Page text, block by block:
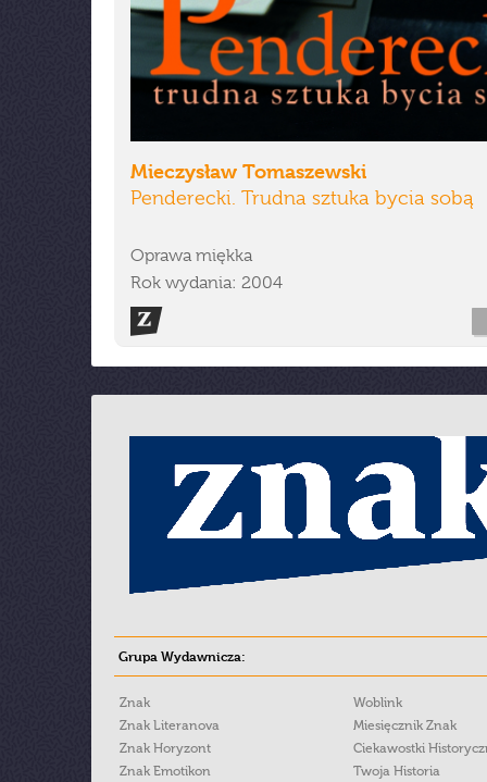
Mieczysław Tomaszewski
Penderecki. Trudna sztuka bycia sobą
Oprawa miękka
Rok wydania: 2004
Grupa Wydawnicza:
Znak
Znak Literanova
Znak Horyzont
Znak Emotikon
Woblink
Miesięcznik Znak
Ciekawostki
Twoja Historia